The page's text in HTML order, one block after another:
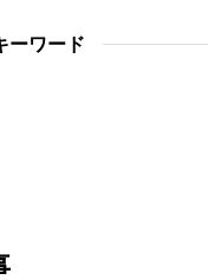
ーワード